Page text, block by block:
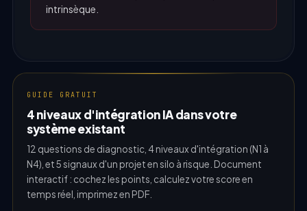
intrinsèque.
GUIDE GRATUIT
4 niveaux d'intégration IA dans votre
système existant
12 questions de diagnostic, 4 niveaux d'intégration (N1 à
N4), et 5 signaux d'un projet en silo à risque. Document
interactif : cochez les points, calculez votre score en
temps réel, imprimez en PDF.